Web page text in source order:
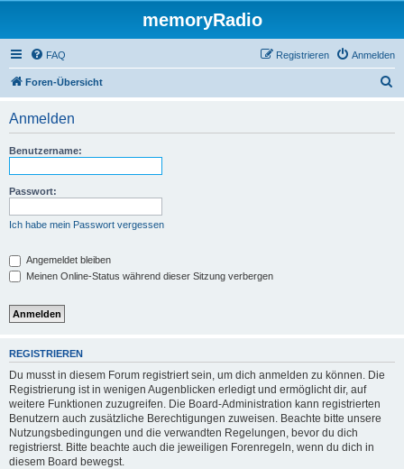
memoryRadio
FAQ Anmelden
Registrieren
Foren-Übersicht
Anmelden
Benutzername:
Passwort:
Ich habe mein Passwort vergessen
Angemeldet bleiben
Meinen Online-Status während dieser Sitzung verbergen
REGISTRIEREN
Du musst in diesem Forum registriert sein, um dich anmelden zu können. Die
Registrierung ist in wenigen Augenblicken erledigt und ermöglicht dir, auf
weitere Funktionen zuzugreifen. Die Board-Administration kann registrierten
Benutzern auch zusätzliche Berechtigungen zuweisen. Beachte bitte unsere
Nutzungsbedingungen und die verwandten Regelungen, bevor du dich
registrierst. Bitte beachte auch die jeweiligen Forenregeln, wenn du dich in
diesem Board bewegst.